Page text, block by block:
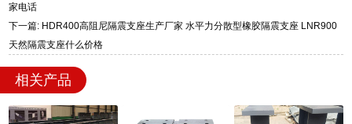
家电话
下一篇: HDR400高阻尼隔震支座生产厂家 水平力分散型橡胶隔震支座 LNR900
天然隔震支座什么价格
相关产品